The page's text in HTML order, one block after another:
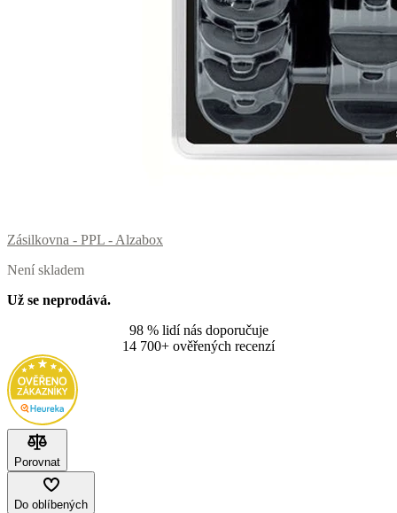
Zásilkovna - PPL - Alzabox
Není skladem
Už se neprodává.
98 % lidí nás doporučuje
14 700+ ověřených recenzí
Porovnat
Do oblíbených